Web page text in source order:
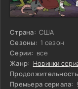
Страна: США
Сезоны: 1 сезон
Серии: все
Жанр: Новинки
Премьера сериала: